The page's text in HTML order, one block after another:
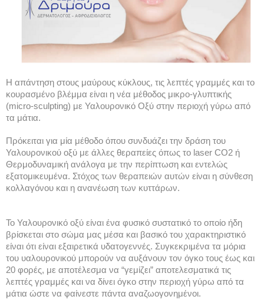
Η απάντηση στους μαύρους κύκλους, τις λεπτές γραμμές και το
κουρασμένο βλέμμα είναι η νέα μέθοδος μικρο-γλυπτικής
(micro-sculpting) με Υαλουρονικό Οξύ στην περιοχή γύρω από
τα μάτια.
Πρόκειται για μία μέθοδο όπου συνδυάζει την δράση του
Υαλουρονικού οξύ με άλλες θεραπείες όπως το laser CO2 ή
Θερμοδυναμική ανάλογα με την περίπτωση και εντελώς
εξατομικευμένα. Στόχος των θεραπειών αυτών είναι η σύνθεση
κολλαγόνου και η ανανέωση των κυττάρων.
Το Υαλουρονικό οξύ είναι ένα φυσικό συστατικό το οποίο ήδη
βρίσκεται στο σώμα μας μέσα και βασικό του χαρακτηριστικό
είναι ότι είναι εξαιρετικά υδατογεννές. Συγκεκριμένα τα μόρια
του υαλουρονικού μπορούν να αυξάνουν τον όγκο τους έως και
20 φορές, με αποτέλεσμα να “γεμίζει” αποτελεσματικά τις
λεπτές γραμμές και να δίνει όγκο στην περιοχή γύρω από τα
μάτια ώστε να φαίνεστε πάντα αναζωογονημένοι.